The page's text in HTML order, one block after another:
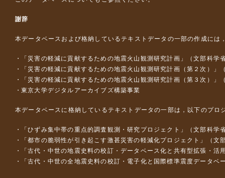
謝辞
本データベースおよび格納しているテキストデータの一部の作成には
「災害の軽減に貢献するための地震火山観測研究計画」（文部科学
「災害の軽減に貢献するための地震火山観測研究計画（第２次）」
「災害の軽減に貢献するための地震火山観測研究計画（第３次）」
東京大学デジタルアーカイブズ構築事業
本データベースに格納しているテキストデータの一部は，以下のプロ
「ひずみ集中帯の重点的調査観測・研究プロジェクト」（文部科
「都市の脆弱性が引き起こす激甚災害の軽減化プロジェクト」（
「古代・中世の地震史料の校訂・データベース化と共有型拡張・
「古代・中世の全地震史料の校訂・電子化と国際標準震度データ